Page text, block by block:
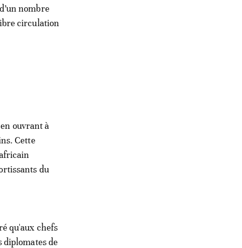
nombre
circulation
ouvrant à
Cette
du
qu'aux chefs
diplomates de